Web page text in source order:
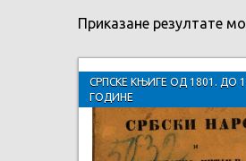
Приказане резултате
СРПСКЕ КЊИГЕ ОД 1801. ДО
ГОДИНЕ